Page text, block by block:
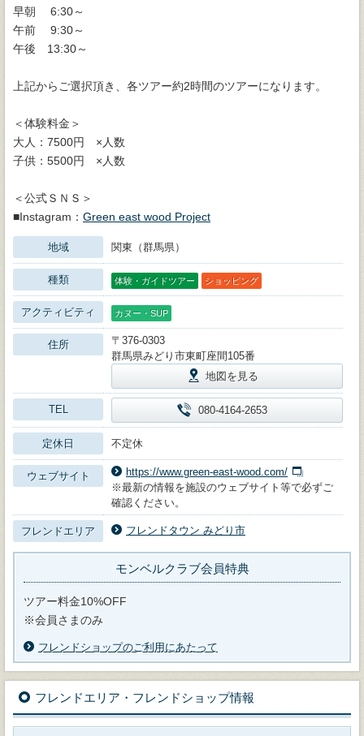
早朝 6:30～
午前 9:30～
午後 13:30～
上記からご選択頂き、各ツアー約2時間のツアーになります。
＜体験料金＞
大人：7500円 ×人数
子供：5500円 ×人数
＜公式ＳＮＳ＞
■Instagram： Green east wood Project
地域 関東（群馬県）
種類 体験・ガイドツアー ショッピング
アクティビティ カヌー・SUP
住所
〒376-0303
群馬県みどり市東町座間105番
地図を見る
TEL 080-4164-2653
定休日 不定休
ウェブサイト
https://www.green-east-wood.com/
※最新の情報を施設のウェブサイト等で必ずご
確認ください。
フレンドエリア フレンドタウン みどり市
モンベルクラブ会員特典
ツアー料金10%OFF
※会員さまのみ
フレンドショップのご利用にあたって
フレンドエリア・フレンドショップ情報